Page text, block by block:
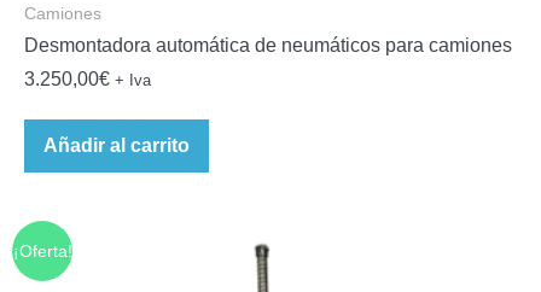
Camiones
Desmontadora automática de neumáticos para camiones
3.250,00€ + Iva
Añadir al carrito
¡Oferta!